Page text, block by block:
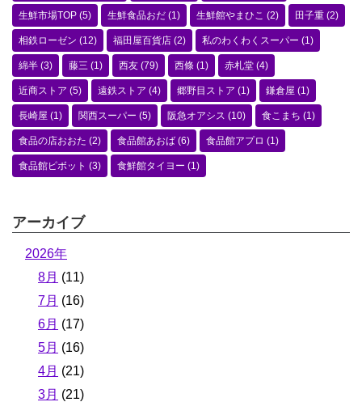
生鮮市場TOP (5) 生鮮食品おだ (1) 生鮮館やまひこ (2) 田子重 (2)
相鉄ローゼン (12) 福田屋百貨店 (2) 私のわくわくスーパー (1)
綿半 (3) 藤三 (1) 西友 (79) 西條 (1) 赤札堂 (4)
近商ストア (5) 遠鉄ストア (4) 郷野目ストア (1) 鎌倉屋 (1)
長崎屋 (1) 関西スーパー (5) 阪急オアシス (10) 食こまち (1)
食品の店おおた (2) 食品館あおば (6) 食品館アプロ (1)
食品館ピボット (3) 食鮮館タイヨー (1)
アーカイブ
2026年
8月 (11)
7月 (16)
6月 (17)
5月 (16)
4月 (21)
3月 (21)